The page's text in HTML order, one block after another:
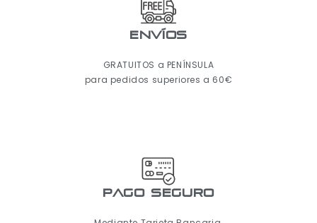
ENVÍOS
GRATUITOS a PENÍNSULA
para pedidos superiores a 60€
pago seguro